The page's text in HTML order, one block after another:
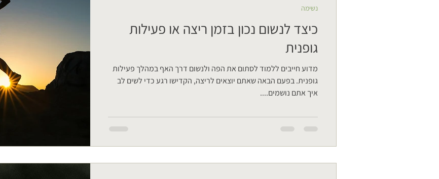
כיצד לנשום נכון בזמן ריצה או פעילות
גופנית
מדוע חייבים ללמוד לסתום את הפה ולנשום דרך האף במהלך פעילות
גופנית. בפעם הבאה שאתם יוצאים לריצה, הקדישו רגע כדי לשים לב
איך אתם נושמים....
נשימה